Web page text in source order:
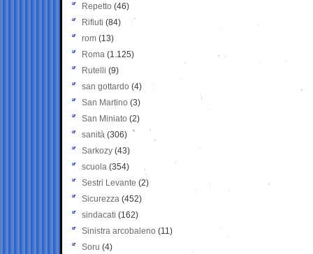
Repetto (46)
Rifiuti (84)
rom (13)
Roma (1.125)
Rutelli (9)
san gottardo (4)
San Martino (3)
San Miniato (2)
sanità (306)
Sarkozy (43)
scuola (354)
Sestri Levante (2)
Sicurezza (452)
sindacati (162)
Sinistra arcobaleno (11)
Soru (4)